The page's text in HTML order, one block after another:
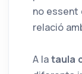
no
relació
A lataula